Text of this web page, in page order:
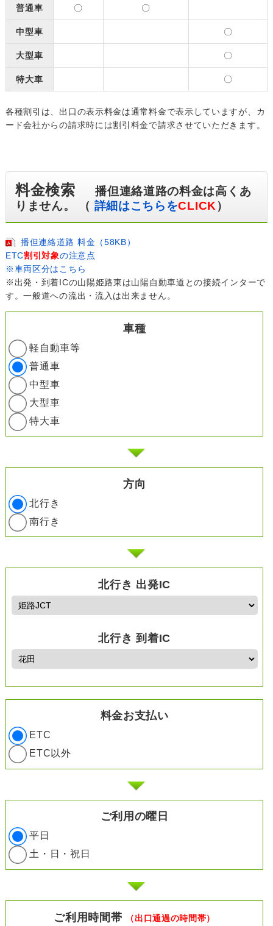
普通車 〇 〇
中型車 〇
大型車 〇
特大車 〇
各種割引は、出口の表示料金は通常料金で表示していますが、カ
ード会社からの請求時には割引料金で請求させていただきます。
料金検索播但連絡道路の料金は高くあ
りません。 （ 詳細はこちらをCLICK ）
播但連絡道路 料金（58KB）
ETC割引対象の注意点
※車両区分はこちら
※出発・到着ICの山陽姫路東は山陽自動車道との接続インターで
す。一般道への流出・流入は出来ません。
車種
軽自動車等
普通車
中型車
大型車
特大車
方向
北行き
南行き
北行き 出発IC
北行き 到着IC
料金お支払い
ETC
ETC以外
ご利用の曜日
平日
土・日・祝日
ご利用時間帯 （出口通過の時間帯）